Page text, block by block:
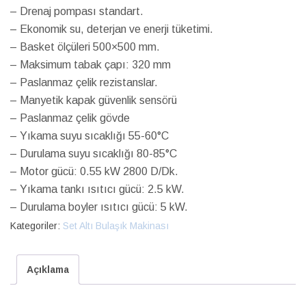
– Drenaj pompası standart.
– Ekonomik su, deterjan ve enerji tüketimi.
– Basket ölçüleri 500×500 mm.
– Maksimum tabak çapı: 320 mm
– Paslanmaz çelik rezistanslar.
– Manyetik kapak güvenlik sensörü
– Paslanmaz çelik gövde
– Yıkama suyu sıcaklığı 55-60°C
– Durulama suyu sıcaklığı 80-85°C
– Motor gücü: 0.55 kW 2800 D/Dk.
– Yıkama tankı ısıtıcı gücü: 2.5 kW.
– Durulama boyler ısıtıcı gücü: 5 kW.
Kategoriler: Set Altı Bulaşık Makinası
Açıklama